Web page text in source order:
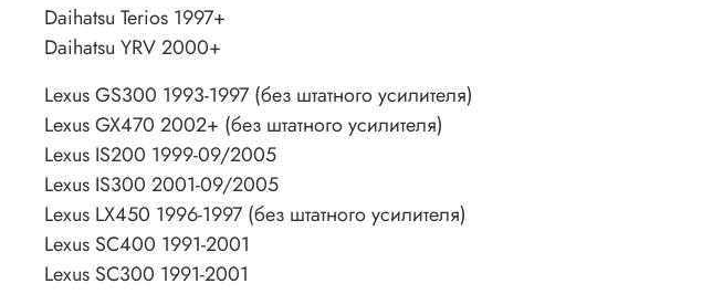
Daihatsu Terios 1997+
Daihatsu YRV 2000+
Lexus GS300 1993-1997 (без штатного усилителя)
Lexus GX470 2002+ (без штатного усилителя)
Lexus IS200 1999-09/2005
Lexus IS300 2001-09/2005
Lexus LX450 1996-1997 (без штатного усилителя)
Lexus SC400 1991-2001
Lexus SC300 1991-2001